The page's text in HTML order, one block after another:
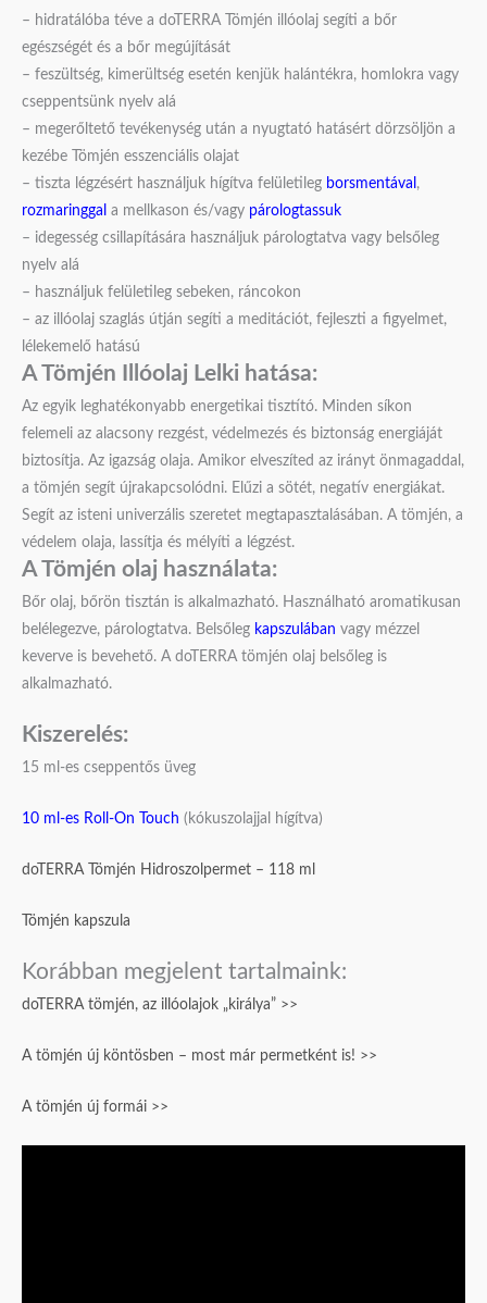
– hidratálóba téve a doTERRA Tömjén illóolaj segíti a bőr
egészségét és a bőr megújítását
– feszültség, kimerültség esetén kenjük halántékra, homlokra vagy
cseppentsünk nyelv alá
– megerőltető tevékenység után a nyugtató hatásért dörzsöljön a
kezébe Tömjén esszenciális olajat
– tiszta légzésért használjuk hígítva felületileg borsmentával ,
rozmaringgal a mellkason és/vagy párologtassuk
– idegesség csillapítására használjuk párologtatva vagy belsőleg
nyelv alá
– használjuk felületileg sebeken, ráncokon
– az illóolaj szaglás útján segíti a meditációt, fejleszti a figyelmet,
lélekemelő hatású
A Tömjén Illóolaj Lelki hatása:
Az egyik leghatékonyabb energetikai tisztító. Minden síkon
felemeli az alacsony rezgést, védelmezés és biztonság energiáját
biztosítja. Az igazság olaja. Amikor elveszíted az irányt önmagaddal,
a tömjén segít újrakapcsolódni. Elűzi a sötét, negatív energiákat.
Segít az isteni univerzális szeretet megtapasztalásában. A tömjén, a
védelem olaja, lassítja és mélyíti a légzést.
A Tömjén olaj használata:
Bőr olaj, bőrön tisztán is alkalmazható. Használható aromatikusan
belélegezve, párologtatva. Belsőleg kapszulában vagy mézzel
keverve is bevehető. A doTERRA tömjén olaj belsőleg is
alkalmazható.
Kiszerelés:
15 ml-es cseppentős üveg
10 ml-es Roll-On Touch (kókuszolajjal hígítva)
doTERRA Tömjén Hidroszolpermet – 118 ml
Tömjén kapszula
Korábban megjelent tartalmaink:
doTERRA tömjén, az illóolajok „királya” >>
A tömjén új köntösben – most már permetként is! >>
A tömjén új formái >>